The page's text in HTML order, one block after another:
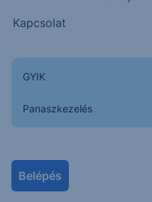
Kapcsolat
GYIK
Panaszkezelés
Belépés
Kapcsolódó termék
46750